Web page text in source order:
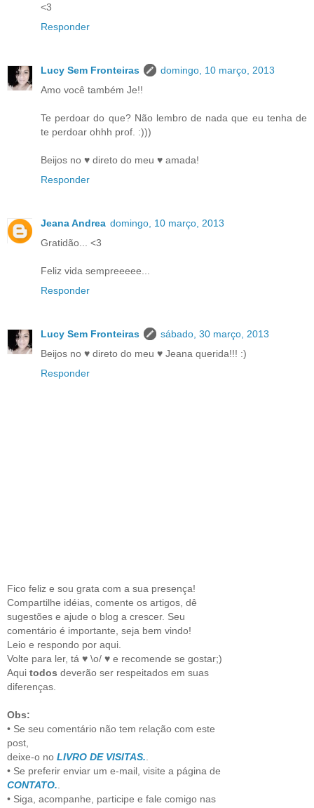
<3
Responder
Lucy Sem Fronteiras
domingo, 10 março, 2013
Amo você também Je!!
Te perdoar do que? Não lembro de nada que eu tenha de
te perdoar ohhh prof. :)))
Beijos no ♥ direto do meu ♥ amada!
Responder
Jeana Andrea domingo, 10 março, 2013
Gratidão... <3
Feliz vida sempreeeee...
Responder
Lucy Sem Fronteiras
sábado, 30 março, 2013
Beijos no ♥ direto do meu ♥ Jeana querida!!! :)
Responder
Fico feliz e sou grata com a sua presença!
Compartilhe idéias, comente os artigos, dê
sugestões e ajude o blog a crescer. Seu
comentário é importante, seja bem vindo!
Leio e respondo por aqui.
Volte para ler, tá ♥ \o/ ♥ e recomende se gostar;)
Aqui todos deverão ser respeitados em suas
diferenças.
Obs:
• Se seu comentário não tem relação com este
post,
deixe-o no LIVRO DE VISITAS..
• Se preferir enviar um e-mail, visite a página de
CONTATO..
• Siga, acompanhe, participe e fale comigo nas